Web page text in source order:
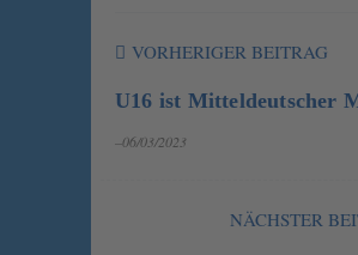
VORHERIGER BEITRAG
U16 ist Mitteldeutscher
–06/03/2023
NÄCHSTER